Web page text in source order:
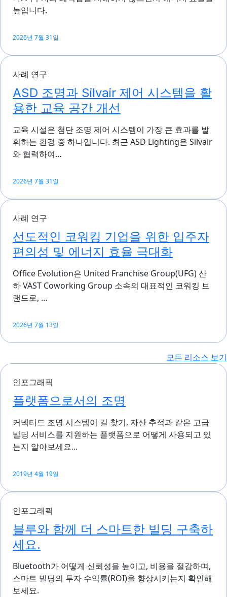
높입니다.
2026년 7월 31일
사례 연구
ASD 조명과 Silvair 제어 시스템을 활
용한 교육 공간 개선
교육 시설은 첨단 조명 제어 시스템이 가장 큰 효과를 발
휘하는 환경 중 하나입니다. 최근 ASD Lighting은 Silvair
와 협력하여…
2026년 7월 31일
사례 연구
선도적인 코워킹 기업을 위한 입주자
편의성 및 에너지 효율 극대화
Office Evolution은 United Franchise Group(UFG) 산
하 VAST Coworking Group 소속의 대표적인 코워킹 브
랜드로, …
2026년 7월 13일
모든 리소스 보기
인포그래픽
플랫폼으로서의 조명
커넥티드 조명 시스템이 길 찾기, 자산 추적과 같은 고급
빌딩 서비스를 지원하는 플랫폼으로 어떻게 사용되고 있
는지 알아보세요...
2019년 4월 19일
인포그래픽
블루와 함께 더 스마트한 빌딩 구축하
세요.
Bluetooth가 어떻게 신뢰성을 높이고, 비용을 절감하며,
스마트 빌딩의 투자 수익률(ROI)을 향상시키는지 확인해
보세요.